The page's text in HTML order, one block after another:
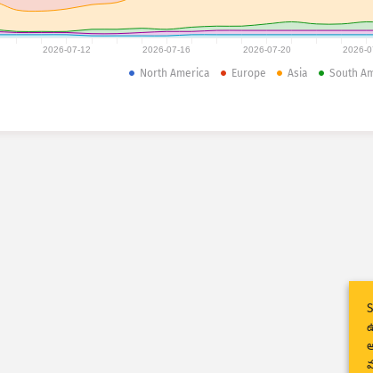
2026-07-12 2026-07-16 2026-07-20 2026-
North America Europe Asia South